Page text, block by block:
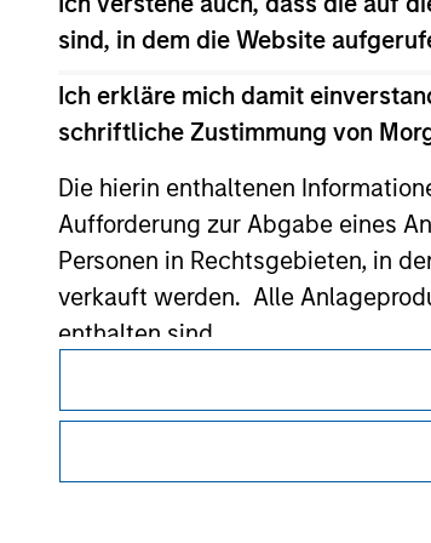
sind, in dem die Website
Ich erkläre mich damit
schriftliche Zustimmung von
Die hierin enthaltenen
Aufforderung zur Abgabe eines
Personen in Rechtsgebieten, in
verkauft werden. Alle
enthalten sind.
Mir ist ebenfalls bewusst, dass
auf dieser Website korrekt oder
Morgan Stanley Investment
Nutzer müssen die Nutzungsbedingungen
regulatorische Auflagen enthalten sind, die